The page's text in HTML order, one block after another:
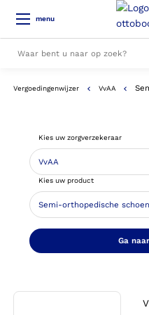
menu
Alle resultaten
Vergoedingenwijzer VvAA
Kies uw zorgverzekeraar
Kies uw product
Ga